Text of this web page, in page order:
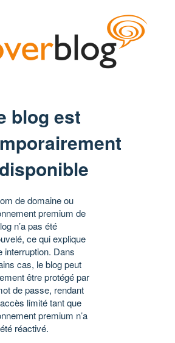
blog est
de domaine ou
premium de
n’a pas été
ce qui explique
interruption. Dans
cas, le blog peut
être protégé par
de passe, rendant
limité tant que
premium n’a
réactivé.